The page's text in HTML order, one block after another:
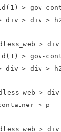
> gov-
div > div > h2
>
> gov-
div > div > h2
>
> p
>